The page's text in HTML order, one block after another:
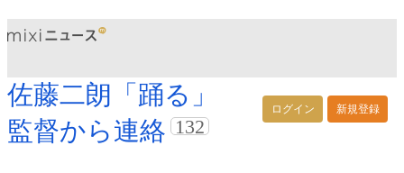
ログイン 新規登録
佐藤二朗「踊る」
監督から連絡 132